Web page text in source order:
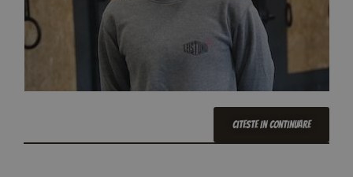
Citeste In Continuare